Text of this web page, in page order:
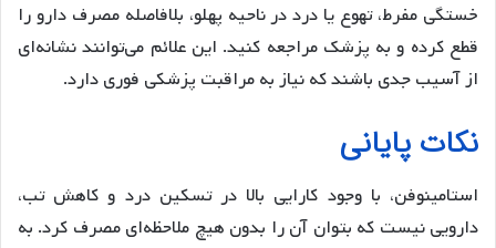
خستگی مفرط، تهوع یا درد در ناحیه پهلو، بلافاصله مصرف دارو را
قطع کرده و به پزشک مراجعه کنید. این علائم می‌توانند نشانه‌ای
از آسیب جدی باشند که نیاز به مراقبت پزشکی فوری دارد.
نکات پایانی
استامینوفن، با وجود کارایی بالا در تسکین درد و کاهش تب،
دارویی نیست که بتوان آن را بدون هیچ ملاحظه‌ای مصرف کرد. به